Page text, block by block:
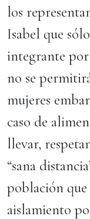
los
Isabel que
integrante
no se
mujeres
caso de
llevar,
“sana
población
aislamiento